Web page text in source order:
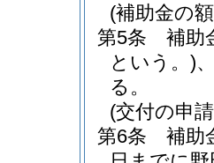
(補助金の
第5条
補助
という。)
る。
(交付の申
第6条
補助